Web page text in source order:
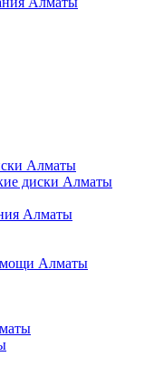
Алматы
диски Алматы
Алматы
Алматы